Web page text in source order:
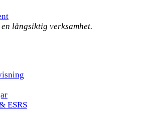
långsiktig verksamhet.
ESRS